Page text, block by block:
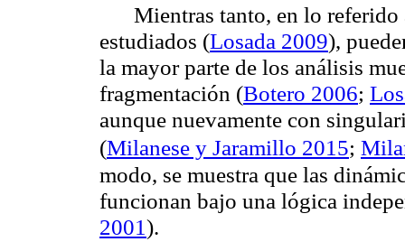
Mientras tanto, en lo
estudiados (Losada 2009),
la mayor parte de los análisis
fragmentación (Botero 2006;
aunque nuevamente con
(Milanese y Jaramillo 2015;
modo, se muestra que las
funcionan bajo una lógica
2001).